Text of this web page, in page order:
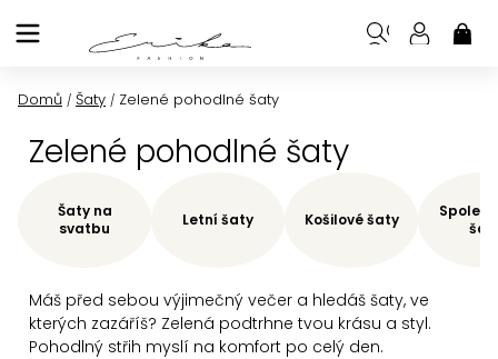
na
Domů / Šaty / Zelené pohodlné šaty
Zelené pohodlné šaty
Máš před sebou výjimečný večer a hledáš šaty, ve
kterých zazáříš? Zelená podtrhne tvou krásu a styl.
Pohodlný střih myslí na komfort po celý den.
Šaty na
svatbu
Letní šaty Košilové šaty